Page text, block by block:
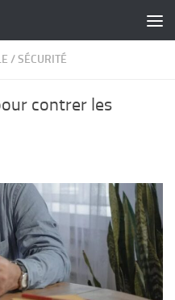
/SÉCURITÉ
contrer les